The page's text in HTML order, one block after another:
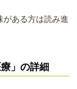
がある方は読み進
」の詳細